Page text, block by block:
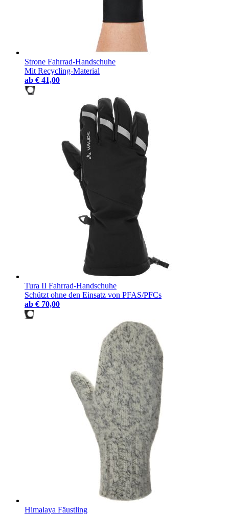
Strone Fahrrad-Handschuhe
Mit Recycling-Material
ab € 41,00
Tura II Fahrrad-Handschuhe
Schützt ohne den Einsatz von PFAS/PFCs
ab € 70,00
Himalaya Fäustling